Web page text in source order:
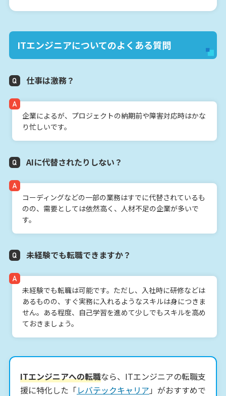
ITエンジニアについてのよくある質問
仕事は激務？
企業によるが、プロジェクトの納期前や障害対応時はかな
り忙しいです。
AIに代替されたりしない？
コーディングなどの一部の業務はすでに代替されているも
のの、需要としては依然高く、人材不足の企業が多いで
す。
未経験でも転職できますか？
未経験でも転職は可能です。ただし、入社時に研修などは
あるものの、すぐ実務に入れるようなスキルは身につきま
せん。ある程度、自己学習を進めて少しでもスキルを高め
ておきましょう。
ITエンジニアへの転職なら、ITエンジニアの転職支
援に特化した「レバテックキャリア 」がおすすめで